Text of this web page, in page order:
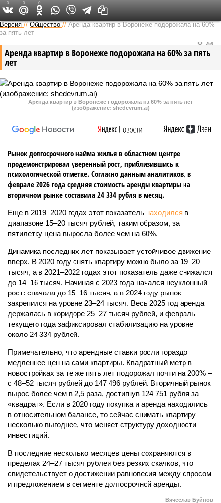
Версия в Воронеже
Версия //Общество //Аренда квартир в Воронеже подорожала на 60%
за пять лет
Аренда квартир в Воронеже подорожала на 60% за пять
лет
269
Аренда квартир в Воронеже подорожала на 60% за пять лет
(изображение: shedevrum.ai)
Рынок долгосрочного найма жилья в областном центре
продемонстрировал уверенный рост, приблизившись к
психологической отметке. Согласно данным аналитиков, в
феврале 2026 года средняя стоимость аренды квартиры на
вторичном рынке составила 24 334 рубля в месяц.
Еще в 2019–2020 годах этот показатель находился в
диапазоне 15–20 тысяч рублей, таким образом, за
пятилетку цена выросла более чем на 60%.
Динамика последних лет показывает устойчивое движение
вверх. В 2020 году снять квартиру можно было за 19–20
тысяч, а в 2021–2022 годах этот показатель даже снижался
до 14–16 тысяч. Начиная с 2023 года начался неуклонный
рост: сначала до 15–16 тысяч, а в 2024 году рынок
закрепился на уровне 23–24 тысяч. Весь 2025 год аренда
держалась в коридоре 25–27 тысяч рублей, и февраль
текущего года зафиксировал стабилизацию на уровне
около 24 334 рублей.
Примечательно, что арендные ставки росли гораздо
медленнее цен на сами квартиры. Квадратный метр в
новостройках за те же пять лет подорожал почти на 200% –
с 48–52 тысяч рублей до 147 496 рублей. Вторичный рынок
вырос более чем в 2,5 раза, достигнув 124 751 рубля за
«квадрат». Если в 2020 году покупка и аренда находились
в относительном балансе, то сейчас снимать квартиру
несколько выгоднее, что меняет структуру доходности
инвестиций.
В последние несколько месяцев цены сохраняются в
пределах 24–27 тысяч рублей без резких скачков, что
свидетельствует о достижении равновесия между спросом
и предложением в сегменте долгосрочной аренды.
0 0 0
Вячеслав Буйнов